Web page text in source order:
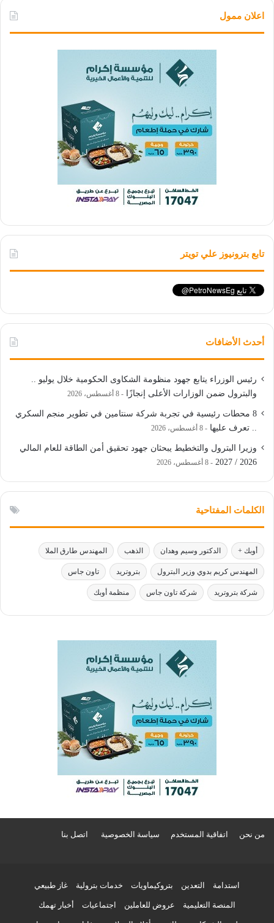
اعلان ممول
تابع بترونيوز علي تويتر
أحدث الأضافات
رئيس الوزراء يتابع جهود منظومة الشكاوى الحكومية خلال يوليو ..
والبترول ضمن الوزارات الأعلى إنجازًا
8 أغسطس، 2026
8 محطات رئيسية في تجربة شركة سنتامين في تطوير منجم السكري
.. تعرف عليها
8 أغسطس، 2026
وزيرا البترول والتخطيط يبحثان جهود تحقيق أمن الطاقة للعام المالي
2026 / 2027
8 أغسطس، 2026
الكلمات المفتاحية
أوبك + الدكتور وسيم وهدان الذهب المهندس طارق الملا
المهندس كريم بدوي وزير البترول بتروتريد تاون جاس
شركة بتروتريد شركة تاون جاس منظمة أوبك
من نحن اتفاقية المستخدم سياسة الخصوصية اتصل بنا
استدامة التعدين بتروكيماويات خدمات بترولية غاز طبيعي
المنصة التعليمية عروض للعاملين اجتماعيات أخبار تهمك